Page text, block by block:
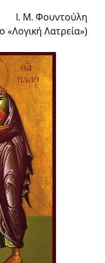
Ι. Μ. Φουντούλη
«Λογική Λατρεία»)